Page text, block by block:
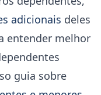
adicionais deles
entender melhor
guia sobre